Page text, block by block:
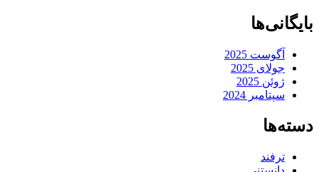
بایگانی‌ها
آگوست 2025
جولای 2025
ژوئن 2025
سپتامبر 2024
دسته‌ها
ترفند